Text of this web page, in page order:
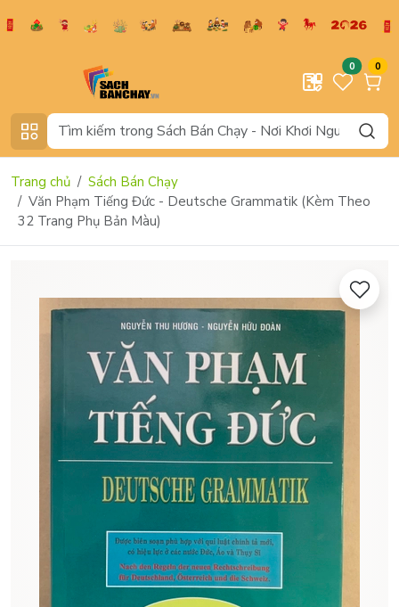
0 0
Trang chủ
Sách Bán Chạy
Văn Phạm Tiếng Đức - Deutsche Grammatik (Kèm Theo
32 Trang Phụ Bản Màu)